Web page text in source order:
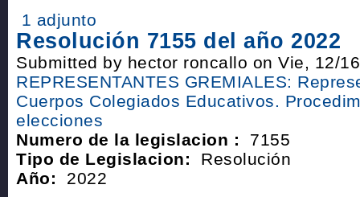
1 adjunto
Resolución 7155 del año 2022
Submitted by hector roncallo on Vie, 12/
REPRESENTANTES GREMIALES:
Cuerpos Colegiados Educativos.
elecciones
Numero de la legislacion :
7155
Tipo de Legislacion:
Resolución
Año:
2022